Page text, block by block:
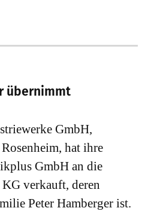
übernimmt
GmbH,
hat ihre
GmbH an die
verkauft, deren
Peter Hamberger ist.